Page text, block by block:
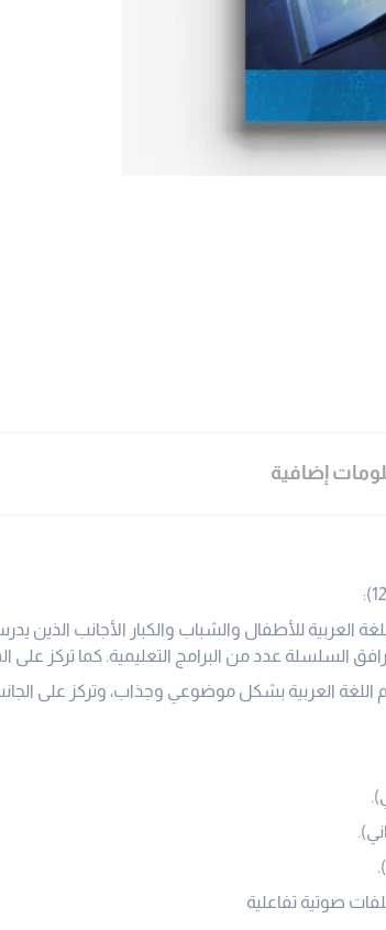
إضافية
العربية للأطفال والشباب والكبار الأجانب
وترافق السلسلة عدد من البرامج التعليمية. كما تركز
اللغة العربية بشكل موضوعي وجذاب، وتركز على